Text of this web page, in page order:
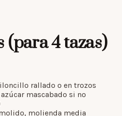
(para 4 tazas)
rallado o en trozos
mascabado si no
molienda media